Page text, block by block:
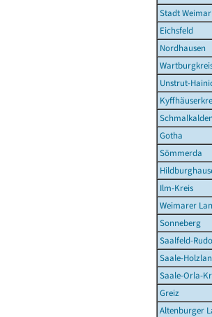
Stadt Weimar
Eichsfeld
Nordhausen
Unstrut-
Gotha
Sömmerda
Ilm-Kreis
Weimarer
Sonneberg
Saalfeld-
Saale-
Saale-Orla-
Greiz
Altenburger